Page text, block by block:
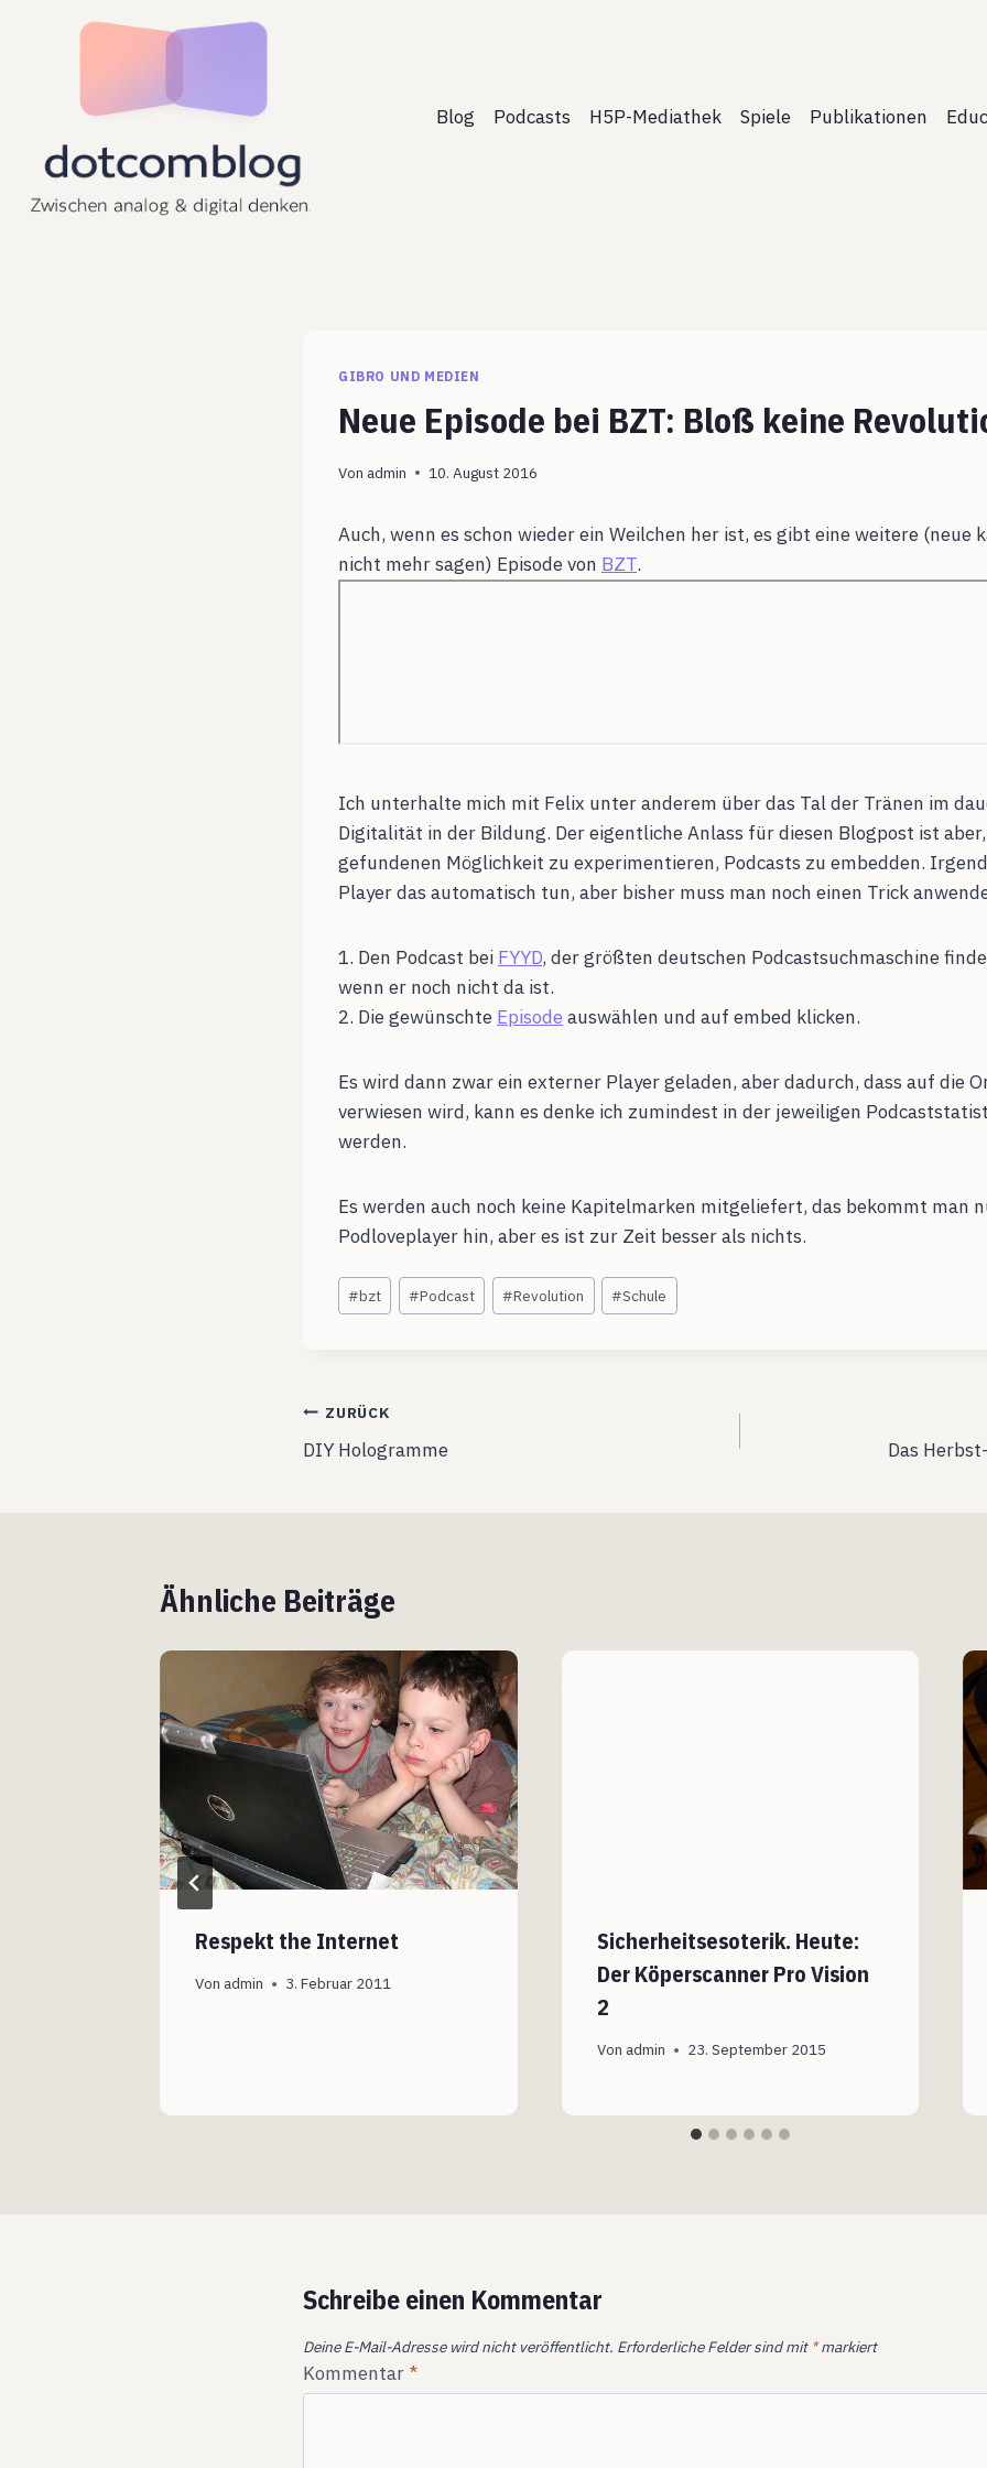
Blog
Podcasts H5P-Mediathek Spiele Publikationen
GIBRO UND MEDIEN
Neue Episode bei BZT: Bloß keine
Von admin 10. August 2016
Auch, wenn es schon wieder ein Weilchen her ist, es gibt eine weitere (neue
nicht mehr sagen) Episode von BZT.
Ich unterhalte mich mit Felix unter anderem über das Tal der Tränen im
Digitalität in der Bildung. Der eigentliche Anlass für diesen Blogpost ist
gefundenen Möglichkeit zu experimentieren, Podcasts zu embedden.
Player das automatisch tun, aber bisher muss man noch einen Trick
1. Den Podcast bei FYYD, der größten deutschen Podcastsuchmaschine
wenn er noch nicht da ist.
2. Die gewünschte Episode auswählen und auf embed klicken.
Es wird dann zwar ein externer Player geladen, aber dadurch, dass auf die
verwiesen wird, kann es denke ich zumindest in der jeweiligen
werden.
Es werden auch noch keine Kapitelmarken mitgeliefert, das bekommt man
Podloveplayer hin, aber es ist zur Zeit besser als nichts.
Schlagworte:
#bzt #Podcast #Revolution #Schule
Beitragsnavigation
ZURÜCK
DIY Hologramme Das
Ähnliche Beiträge
Respekt the Internet
Von admin 3. Februar 2011
Sicherheitsesoterik. Heute:
Der Köperscanner Pro Vision
2
Von admin 23. September 2015
Schreibe einen Kommentar
Deine E-Mail-Adresse wird nicht veröffentlicht. Erforderliche Felder sind mit *markiert
Kommentar *